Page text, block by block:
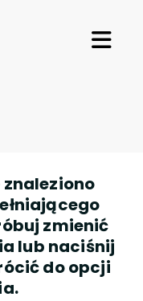
zmienić
lub naciśnij
do opcji